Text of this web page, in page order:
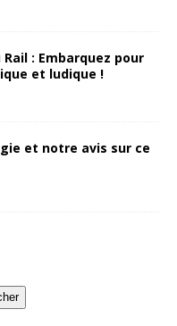
: Embarquez pour
et ludique !
et notre avis sur ce